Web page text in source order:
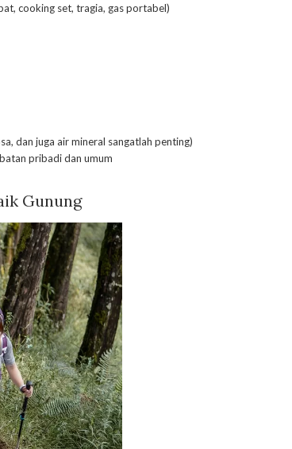
cooking set, tragia, gas portabel)
dan juga air mineral sangatlah penting)
pribadi dan umum
Gunung